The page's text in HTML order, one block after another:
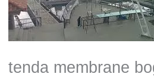
tenda membrane